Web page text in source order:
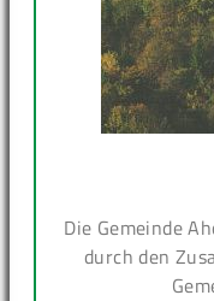
Die Gemeinde
durch den